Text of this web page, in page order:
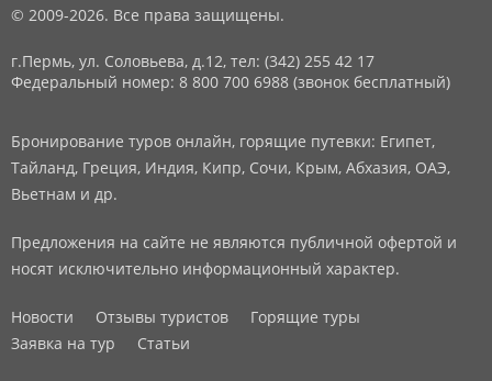
© 2009-2026. Все права защищены.
г.Пермь, ул. Соловьева, д.12, тел: (342) 255 42 17
Федеральный номер: 8 800 700 6988 (звонок бесплатный)
Бронирование туров онлайн, горящие путевки: Египет,
Тайланд, Греция, Индия, Кипр, Сочи, Крым, Абхазия, ОАЭ,
Вьетнам и др.
Предложения на сайте не являются публичной офертой и
носят исключительно информационный характер.
Новости Отзывы туристов
Горящие туры
Заявка на тур
Статьи